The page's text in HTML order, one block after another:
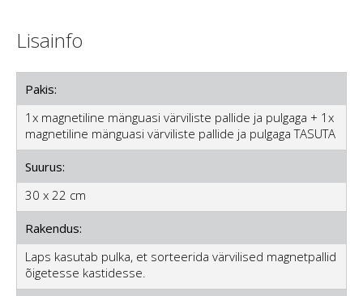
Lisainfo
Pakis:
1x magnetiline mänguasi värviliste pallide ja pulgaga + 1x
magnetiline mänguasi värviliste pallide ja pulgaga TASUTA
Suurus:
30 x 22 cm
Rakendus:
Laps kasutab pulka, et sorteerida värvilised magnetpallid
õigetesse kastidesse.